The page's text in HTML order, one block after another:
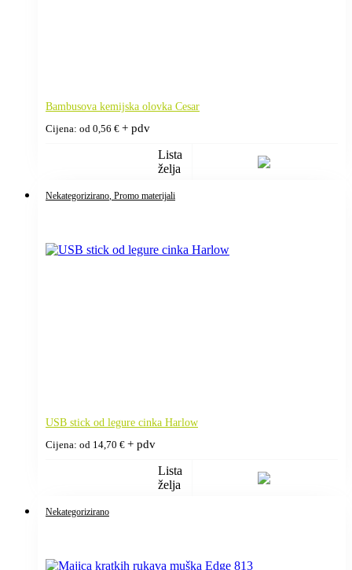
Bambusova kemijska olovka Cesar
Cijena: od 0,56 € + pdv
Lista
želja
Nekategorizirano , Promo materijali
USB stick od legure cinka Harlow
Cijena: od 14,70 € + pdv
Lista
želja
Nekategorizirano